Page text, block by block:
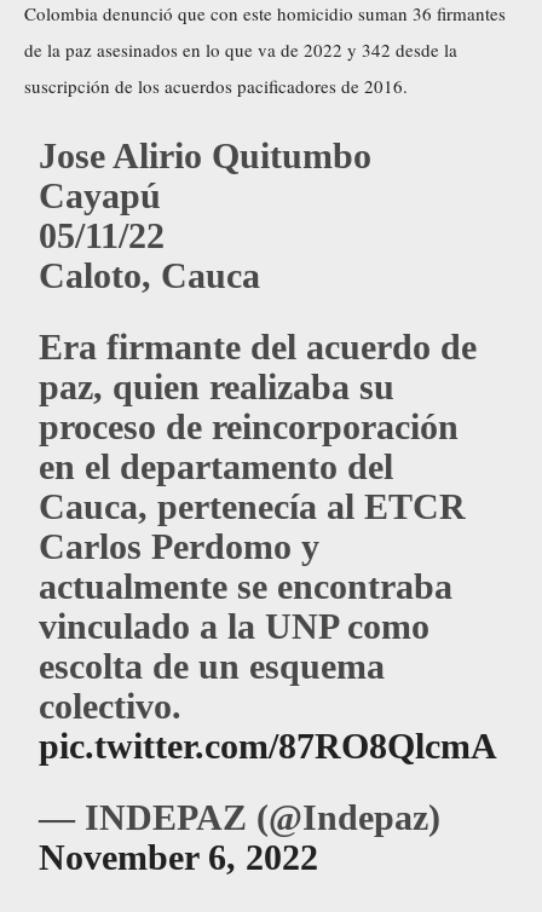
Colombia denunció que con este homicidio suman 36 firmantes
de la paz asesinados en lo que va de 2022 y 342 desde la
suscripción de los acuerdos pacificadores de 2016.
Jose Alirio Quitumbo
Cayapú
05/11/22
Caloto, Cauca
Era firmante del acuerdo de
paz, quien realizaba su
proceso de reincorporación
en el departamento del
Cauca, pertenecía al ETCR
Carlos Perdomo y
actualmente se encontraba
vinculado a la UNP como
escolta de un esquema
colectivo.
pic.twitter.com/87RO8QlcmA
— INDEPAZ (@Indepaz)
November 6, 2022